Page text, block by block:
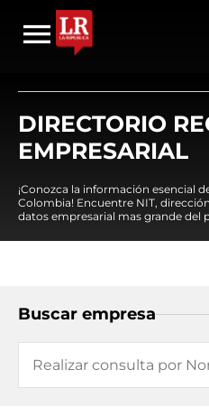
DIRECTORIO
EMPRESARIAL
¡Conozca la información esencial
Colombia! Encuentre NIT,
datos empresarial mas grande del
Buscar empresa